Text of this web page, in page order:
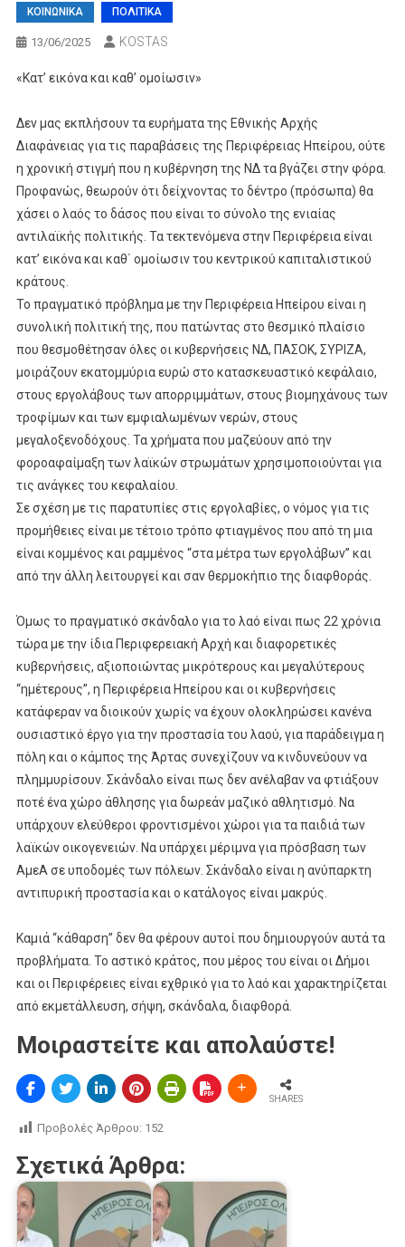
ΚΟΙΝΩΝΙΚΑ ΠΟΛΙΤΙΚΑ
13/06/2025 KOSTAS
«Κατ’ εικόνα και καθ’ ομοίωσιν»
Δεν μας εκπλήσουν τα ευρήματα της Εθνικής Αρχής
Διαφάνειας για τις παραβάσεις της Περιφέρειας Ηπείρου, ούτε
η χρονική στιγμή που η κυβέρνηση της ΝΔ τα βγάζει στην φόρα.
Προφανώς, θεωρούν ότι δείχνοντας το δέντρο (πρόσωπα) θα
χάσει ο λαός το δάσος που είναι το σύνολο της ενιαίας
αντιλαϊκής πολιτικής. Τα τεκτενόμενα στην Περιφέρεια είναι
κατ’ εικόνα και καθ΄ ομοίωσιν του κεντρικού καπιταλιστικού
κράτους.
Το πραγματικό πρόβλημα με την Περιφέρεια Ηπείρου είναι η
συνολική πολιτική της, που πατώντας στο θεσμικό πλαίσιο
που θεσμοθέτησαν όλες οι κυβερνήσεις ΝΔ, ΠΑΣΟΚ, ΣΥΡΙΖΑ,
μοιράζουν εκατομμύρια ευρώ στο κατασκευαστικό κεφάλαιο,
στους εργολάβους των απορριμμάτων, στους βιομηχάνους των
τροφίμων και των εμφιαλωμένων νερών, στους
μεγαλοξενοδόχους. Τα χρήματα που μαζεύουν από την
φοροαφαίμαξη των λαϊκών στρωμάτων χρησιμοποιούνται για
τις ανάγκες του κεφαλαίου.
Σε σχέση με τις παρατυπίες στις εργολαβίες, ο νόμος για τις
προμήθειες είναι με τέτοιο τρόπο φτιαγμένος που από τη μια
είναι κομμένος και ραμμένος “στα μέτρα των εργολάβων” και
από την άλλη λειτουργεί και σαν θερμοκήπιο της διαφθοράς.
Όμως το πραγματικό σκάνδαλο για το λαό είναι πως 22 χρόνια
τώρα με την ίδια Περιφερειακή Αρχή και διαφορετικές
κυβερνήσεις, αξιοποιώντας μικρότερους και μεγαλύτερους
“ημέτερους”, η Περιφέρεια Ηπείρου και οι κυβερνήσεις
κατάφεραν να διοικούν χωρίς να έχουν ολοκληρώσει κανένα
ουσιαστικό έργο για την προστασία του λαού, για παράδειγμα η
πόλη και ο κάμπος της Άρτας συνεχίζουν να κινδυνεύουν να
πλημμυρίσουν. Σκάνδαλο είναι πως δεν ανέλαβαν να φτιάξουν
ποτέ ένα χώρο άθλησης για δωρεάν μαζικό αθλητισμό. Να
υπάρχουν ελεύθεροι φροντισμένοι χώροι για τα παιδιά των
λαϊκών οικογενειών. Να υπάρχει μέριμνα για πρόσβαση των
ΑμεΑ σε υποδομές των πόλεων. Σκάνδαλο είναι η ανύπαρκτη
αντιπυρική προστασία και ο κατάλογος είναι μακρύς.
Καμιά “κάθαρση” δεν θα φέρουν αυτοί που δημιουργούν αυτά τα
προβλήματα. Το αστικό κράτος, που μέρος του είναι οι Δήμοι
και οι Περιφέρειες είναι εχθρικό για το λαό και χαρακτηρίζεται
από εκμετάλλευση, σήψη, σκάνδαλα, διαφθορά.
Μοιραστείτε και απολαύστε!
SHARES
Προβολές Άρθρου: 152
Σχετικά Άρθρα: